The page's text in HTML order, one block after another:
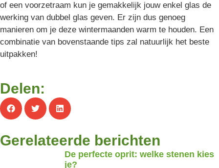
of een voorzetraam kun je gemakkelijk jouw enkel glas de
werking van dubbel glas geven. Er zijn dus genoeg
manieren om je deze wintermaanden warm te houden. Een
combinatie van bovenstaande tips zal natuurlijk het beste
uitpakken!
Delen:
Gerelateerde berichten
De perfecte oprit: welke stenen kies
je?